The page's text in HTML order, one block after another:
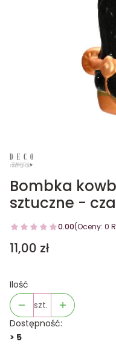
Bombka
sztuczne -
0.00(Oceny: 0
Cena
11,00 zł
Ilość
szt.
Dostępność:
> 5